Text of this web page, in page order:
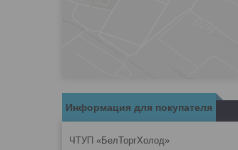
Информация для покупателя
ЧТУП «БелТоргХолод»